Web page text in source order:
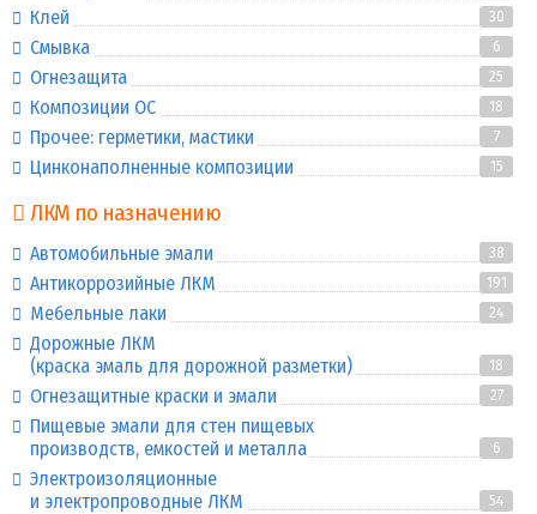
Клей 30
Смывка 6
Огнезащита 25
Композиции ОС 18
Прочее: герметики, мастики 7
Цинконаполненные композиции 15
ЛКМ по назначению
Автомобильные эмали 38
Антикоррозийные ЛКМ 191
Мебельные лаки 24
Дорожные ЛКМ
(краска эмаль для дорожной разметки)
18
Огнезащитные краски и эмали 27
Пищевые эмали для стен пищевых
производств, емкостей и металла
6
Электроизоляционные
и электропроводные ЛКМ
54